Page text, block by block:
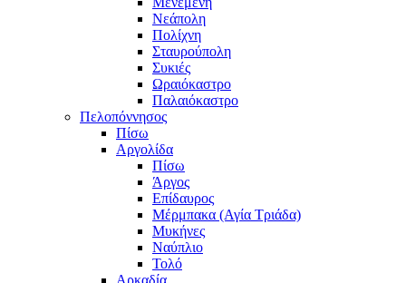
Νεάπολη
Πολίχνη
Σταυρούπολη
Συκιές
Ωραιόκαστρο
Παλαιόκαστρο
Πελοπόννησος
Πίσω
Αργολίδα
Πίσω
Άργος
Επίδαυρος
Μέρμπακα (Αγία Τριάδα)
Μυκήνες
Ναύπλιο
Τολό
Αρκαδία